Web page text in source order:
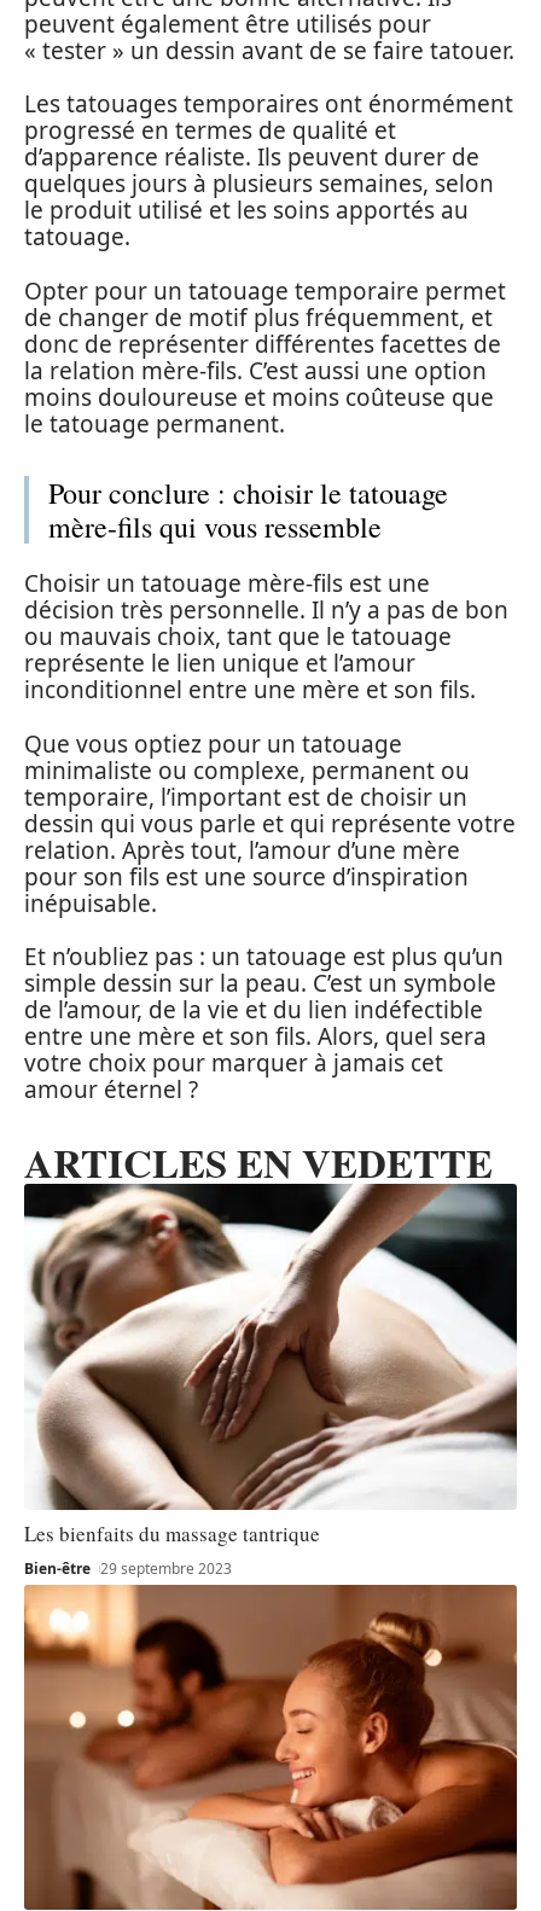
peuvent également être utilisés pour
« tester » un dessin avant de se faire tatouer.
Les tatouages temporaires ont énormément
progressé en termes de qualité et
d’apparence réaliste. Ils peuvent durer de
quelques jours à plusieurs semaines, selon
le produit utilisé et les soins apportés au
tatouage.
Opter pour un tatouage temporaire permet
de changer de motif plus fréquemment, et
donc de représenter différentes facettes de
la relation mère-fils. C’est aussi une option
moins douloureuse et moins coûteuse que
le tatouage permanent.
Pour conclure : choisir le tatouage
mère-fils qui vous ressemble
Choisir un tatouage mère-fils est une
décision très personnelle. Il n’y a pas de bon
ou mauvais choix, tant que le tatouage
représente le lien unique et l’amour
inconditionnel entre une mère et son fils.
Que vous optiez pour un tatouage
minimaliste ou complexe, permanent ou
temporaire, l’important est de choisir un
dessin qui vous parle et qui représente votre
relation. Après tout, l’amour d’une mère
pour son fils est une source d’inspiration
inépuisable.
Et n’oubliez pas : un tatouage est plus qu’un
simple dessin sur la peau. C’est un symbole
de l’amour, de la vie et du lien indéfectible
entre une mère et son fils. Alors, quel sera
votre choix pour marquer à jamais cet
amour éternel ?
ARTICLES EN VEDETTE
Les bienfaits du massage tantrique
Bien-être 29 septembre 2023